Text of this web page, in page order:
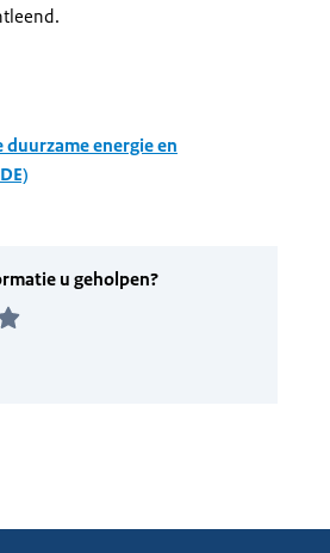
energie en